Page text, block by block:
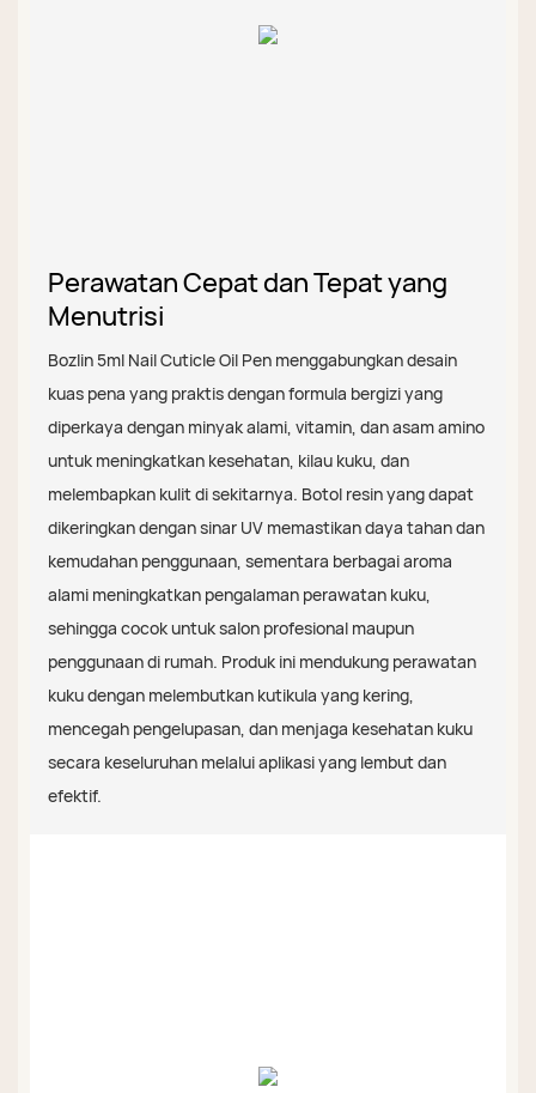
Perawatan Cepat dan Tepat yang
Menutrisi
Bozlin 5ml Nail Cuticle Oil Pen menggabungkan desain
kuas pena yang praktis dengan formula bergizi yang
diperkaya dengan minyak alami, vitamin, dan asam amino
untuk meningkatkan kesehatan, kilau kuku, dan
melembapkan kulit di sekitarnya. Botol resin yang dapat
dikeringkan dengan sinar UV memastikan daya tahan dan
kemudahan penggunaan, sementara berbagai aroma
alami meningkatkan pengalaman perawatan kuku,
sehingga cocok untuk salon profesional maupun
penggunaan di rumah. Produk ini mendukung perawatan
kuku dengan melembutkan kutikula yang kering,
mencegah pengelupasan, dan menjaga kesehatan kuku
secara keseluruhan melalui aplikasi yang lembut dan
efektif.